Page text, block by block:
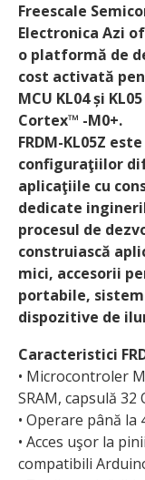
Freescale
Electronica Azi
o platformă de
cost activată
MCU KL04 și
Cortex™ -M0+.
FRDM-KL05Z
configuraţiilor
aplicaţiile cu
dedicate
procesul de
construiască
mici, accesorii
portabile,
dispozitive de
Caracteristici
• Microcontroler
SRAM, capsulă 32
• Operare până la
• Acces uşor la
compatibili